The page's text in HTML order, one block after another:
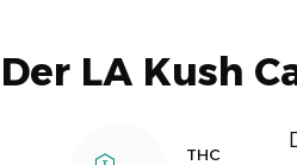
Der LA Kush
THC